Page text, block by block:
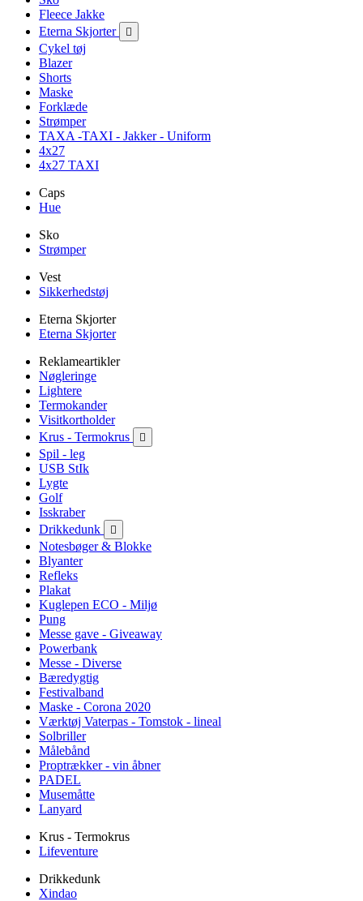
Fleece Jakke
Eterna Skjorter

Cykel tøj
Blazer
Shorts
Maske
Forklæde
Strømper
TAXA -TAXI - Jakker - Uniform
4x27
4x27 TAXI
Caps
Hue
Sko
Strømper
Vest
Sikkerhedstøj
Eterna Skjorter
Eterna Skjorter
Reklameartikler
Nøgleringe
Lightere
Termokander
Visitkortholder
Krus - Termokrus

Spil - leg
USB StIk
Lygte
Golf
Isskraber
Drikkedunk

Notesbøger & Blokke
Blyanter
Refleks
Plakat
Kuglepen ECO - Miljø
Pung
Messe gave - Giveaway
Powerbank
Messe - Diverse
Bæredygtig
Festivalband
Maske - Corona 2020
Værktøj Vaterpas - Tomstok - lineal
Solbriller
Målebånd
Proptrækker - vin åbner
PADEL
Musemåtte
Lanyard
Krus - Termokrus
Lifeventure
Drikkedunk
Xindao